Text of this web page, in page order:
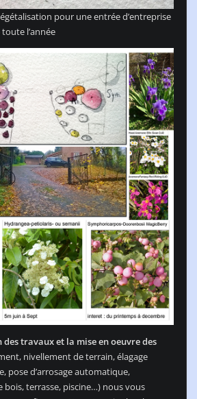
pour une entrée d’entreprise
l’année
travaux et la mise en oeuvre des
nivellement de terrain, élagage
pose d’arrosage automatique,
bois, terrasse, piscine…) nous vous